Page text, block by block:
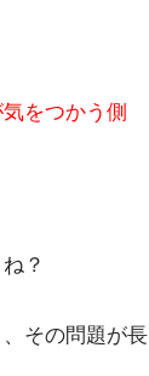
をつかう側
？
その問題が長